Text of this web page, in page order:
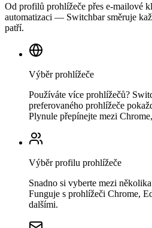
Od profilů prohlížeče přes e-mailové
automatizaci — Switchbar směruje
patří.
Výběr prohlížeče
Používáte více prohlížečů?
preferovaného prohlížeče
Plynule přepínejte mezi
Výběr profilu prohlížeče
Snadno si vyberte mezi
Funguje s prohlížeči Chrome,
dalšími.